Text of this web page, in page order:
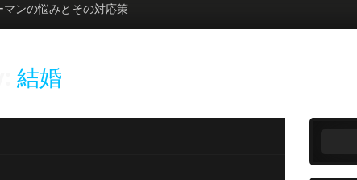
マンの悩みとその対応策
結婚